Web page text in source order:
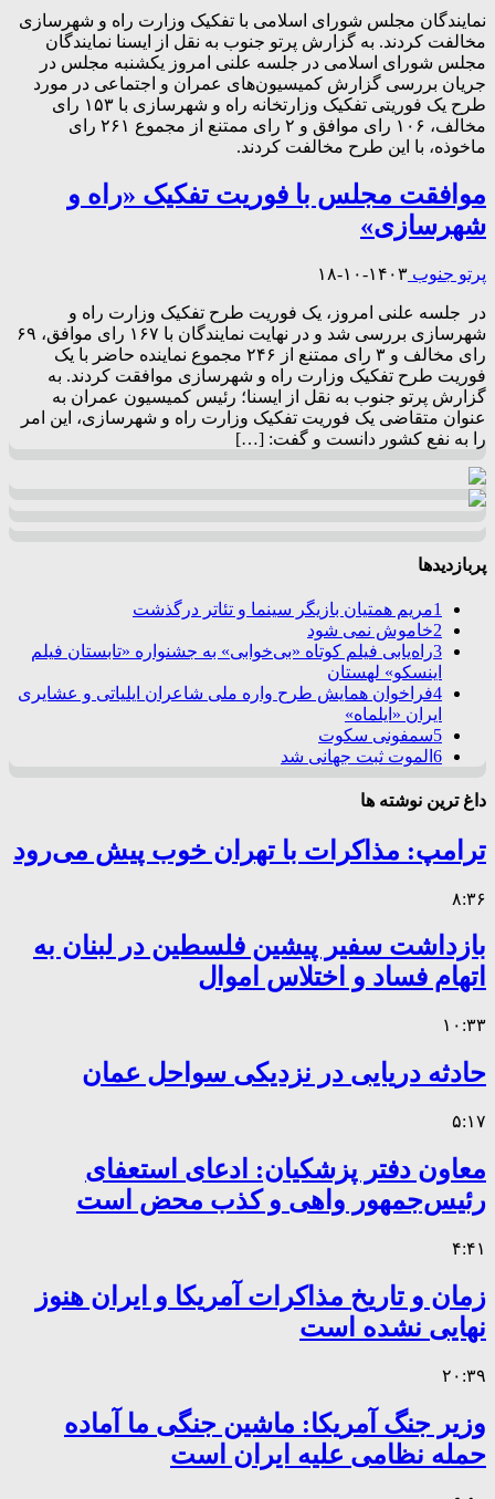
نمایندگان مجلس شورای اسلامی با تفکیک وزارت راه و شهرسازی
مخالفت کردند. به گزارش پرتو جنوب به نقل از ایسنا نمایندگان
مجلس شورای اسلامی در جلسه علنی امروز یکشنبه مجلس در
جریان بررسی گزارش کمیسیون‌های عمران و اجتماعی در مورد
طرح یک فوریتی تفکیک وزارتخانه راه و شهرسازی با ۱۵۳ رای
مخالف، ۱۰۶ رای موافق و ۲ رای ممتنع از مجموع ۲۶۱ رای
ماخوذه، با این طرح مخالفت کردند.
موافقت مجلس با فوریت تفکیک «راه و
شهرسازی»
پرتو جنوب ۱۴۰۳-۱۰-۱۸
در جلسه علنی امروز، یک فوریت طرح تفکیک وزارت راه و
شهرسازی بررسی شد و در نهایت نمایندگان با ۱۶۷ رای موافق، ۶۹
رای مخالف و ۳ رای ممتنع از ۲۴۶ مجموع نماینده حاضر با یک
فوریت طرح تفکیک وزارت راه و شهرسازی موافقت کردند. به
گزارش پرتو جنوب به نقل از ایسنا؛ رئیس کمیسیون عمران به
عنوان متقاضی یک فوریت تفکیک وزارت راه و شهرسازی، این امر
را به نفع کشور دانست و گفت: […]
پربازدیدها
1مریم همتیان بازیگر سینما و تئاتر درگذشت
2خاموش نمی شود
3راه‌یابی فیلم کوتاه «بی‌خوابی» به جشنواره «تابستان فیلم
اینسکو» لهستان
4فراخوان همایش طرح واره ملی شاعران ایلیاتی و عشایری
ایران «ایلماه»
5سمفونی سکوت
6 الموت ثبت جهانی شد
داغ ترین نوشته ها
ترامپ: مذاکرات با تهران خوب پیش می‌رود
۸:۳۶
بازداشت سفیر پیشین فلسطین در لبنان به
اتهام فساد و اختلاس اموال
۱۰:۳۳
حادثه دریایی در نزدیکی سواحل عمان
۵:۱۷
معاون دفتر پزشکیان: ادعای استعفای
رئیس‌جمهور واهی و کذب محض است
۴:۴۱
زمان و تاریخ مذاکرات آمریکا و ایران هنوز
نهایی نشده است
۲۰:۳۹
وزیر جنگ آمریکا: ماشین جنگی ما آماده
حمله نظامی علیه ایران است